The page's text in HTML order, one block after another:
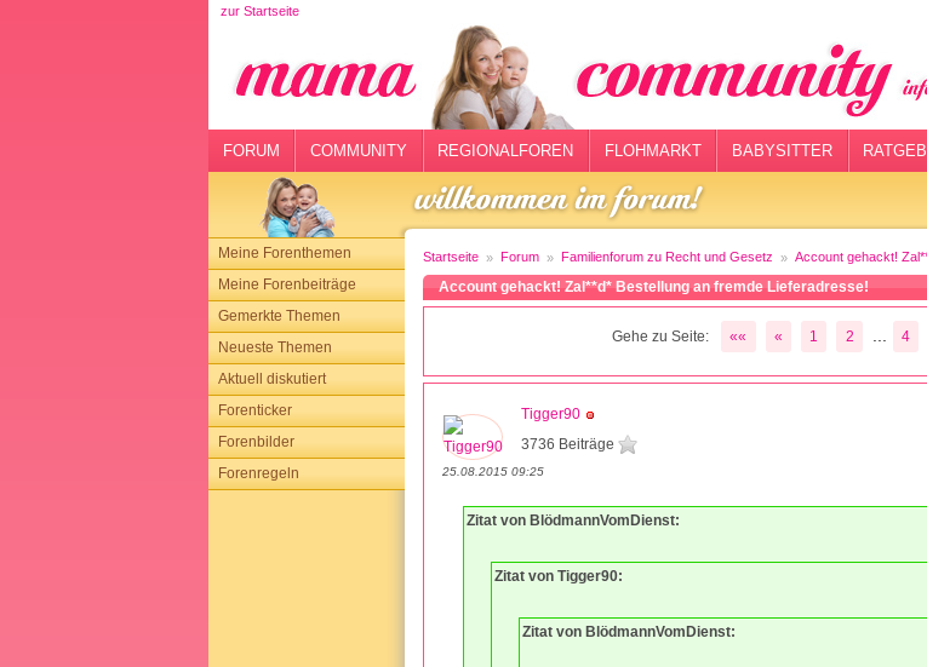
zur Startseite
FORUM COMMUNITY REGIONALFOREN FLOHMARKT BABYSITTER
Meine Forenthemen
Meine Forenbeiträge
Gemerkte Themen
Neueste Themen
Aktuell diskutiert
Forenticker
Forenbilder
Forenregeln
Startseite Forum Familienforum zu Recht und Gesetz Account gehackt!
Account gehackt! Zal**d* Bestellung an fremde Lieferadresse!
Gehe zu Seite: «« « 1 2 4
Tigger90
3736 Beiträge
25.08.2015 09:25
Zitat von BlödmannVomDienst:
Zitat von Tigger90:
Zitat von BlödmannVomDienst: